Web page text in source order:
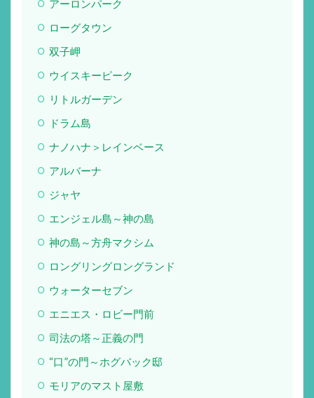
アーロンパーク
ローグタウン
双子岬
ウイスキーピーク
リトルガーデン
ドラム島
ナノハナ＞レインベース
アルバーナ
ジャヤ
エンジェル島～神の島
神の島～方舟マクシム
ロングリングロングランド
ウォーターセブン
エニエス・ロビー門前
司法の塔～正義の門
“口”の門～ホグバック邸
モリアのマスト屋敷